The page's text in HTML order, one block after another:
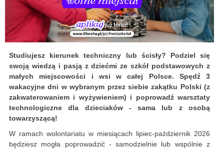
Studiujesz kierunek techniczny lub ścisły? Podziel się
swoją wiedzą i pasją z dziećmi ze szkół podstawowych z
małych miejscowości i wsi w całej Polsce. Spędź 3
wakacyjne dni w wybranym przez siebie zakątku Polski (z
zakwaterowaniem i wyżywieniem) i poprowadź warsztaty
technologiczne dla dzieciaków - sama lub z osobą
towarzyszącą!
W ramach wolontariatu w miesiącach lipiec-październik 2026
będziesz mogła poprowadzić - samodzielnie lub wspólnie z